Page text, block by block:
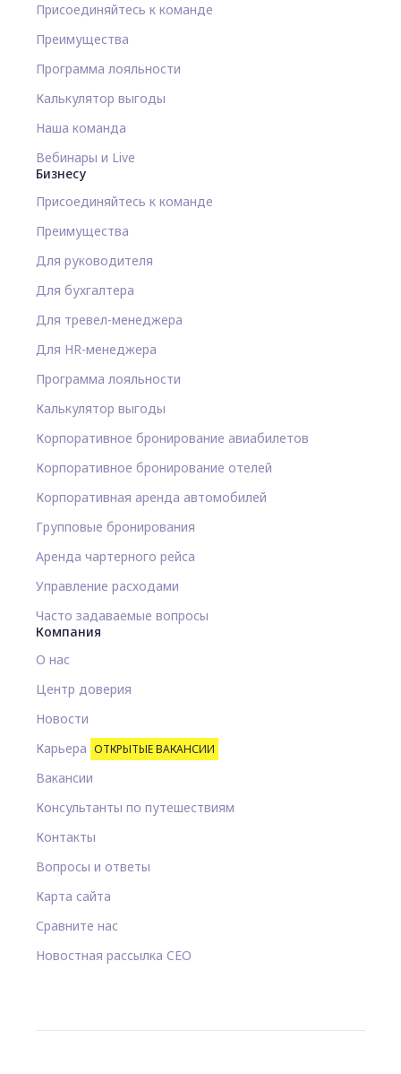
Присоединяйтесь к команде
Преимущества
Программа лояльности
Калькулятор выгоды
Наша команда
Вебинары и Live
Бизнесу
Присоединяйтесь к команде
Преимущества
Для руководителя
Для бухгалтера
Для тревел-менеджера
Для HR-менеджера
Программа лояльности
Калькулятор выгоды
Корпоративное бронирование авиабилетов
Корпоративное бронирование отелей
Корпоративная аренда автомобилей
Групповые бронирования
Аренда чартерного рейса
Управление расходами
Часто задаваемые вопросы
Компания
О нас
Центр доверия
Новости
Карьера ОТКРЫТЫЕ ВАКАНСИИ
Вакансии
Консультанты по путешествиям
Контакты
Вопросы и ответы
Карта сайта
Сравните нас
Новостная рассылка CEO